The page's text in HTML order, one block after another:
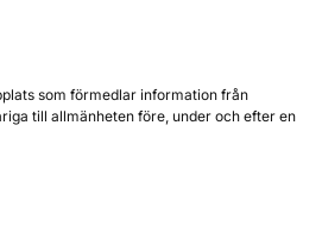
som förmedlar information från
till allmänheten före, under och efter en